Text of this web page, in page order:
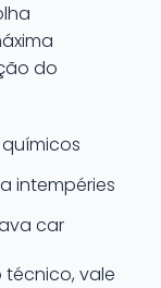
do
intempéries
car
vale